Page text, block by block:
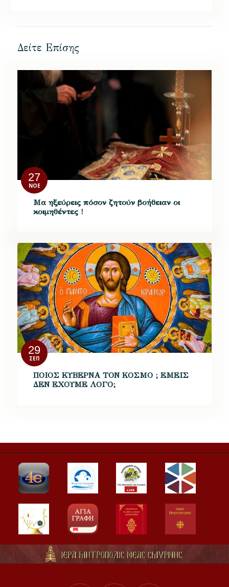
Δείτε Επίσης
27
ΝΟΈ
Μα ηξεύρεις πόσον ζητούν βοήθειαν οι
κοιμηθέντες !
29
ΣΕΠ
ΠΟΙΟΣ ΚΥΒΕΡΝΑ ΤΟΝ ΚΟΣΜΟ ; ΕΜΕΙΣ
ΔΕΝ ΕΧΟΥΜΕ ΛΟΓΟ;